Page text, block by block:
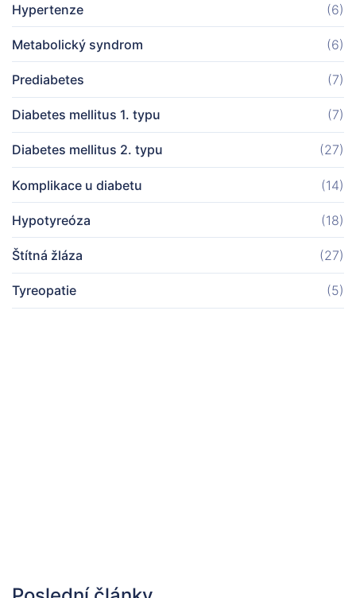
Hypertenze (6)
Metabolický syndrom (6)
Prediabetes (7)
Diabetes mellitus 1. typu (7)
Diabetes mellitus 2. typu (27)
Komplikace u diabetu (14)
Hypotyreóza (18)
Štítná žláza (27)
Tyreopatie (5)